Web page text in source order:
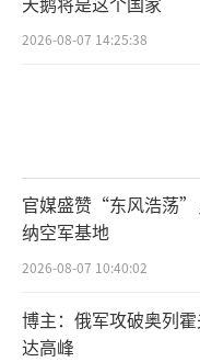
2026-08-07 14:25:38
官媒盛赞“东风浩荡”
纳空军基地
2026-08-07 10:40:02
博主：俄军攻破奥列
达高峰